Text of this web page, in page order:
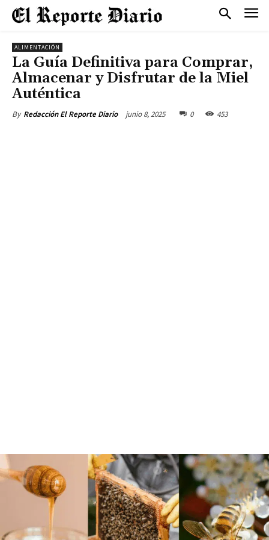
ALIMENTACIÓN
La Guía Definitiva para Comprar,
Almacenar y Disfrutar de la Miel
Auténtica
By Redacción El Reporte Diario junio 8, 2025 0 453